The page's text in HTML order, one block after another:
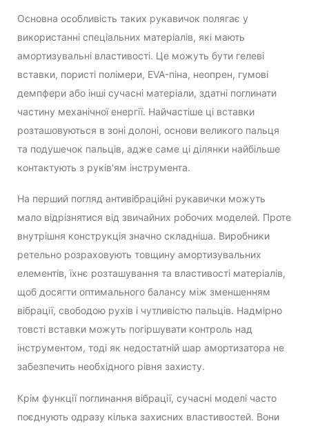
Основна особливість таких рукавичок полягає у
використанні спеціальних матеріалів, які мають
амортизувальні властивості. Це можуть бути гелеві
вставки, пористі полімери, EVA-піна, неопрен, гумові
демпфери або інші сучасні матеріали, здатні поглинати
частину механічної енергії. Найчастіше ці вставки
розташовуються в зоні долоні, основи великого пальця
та подушечок пальців, адже саме ці ділянки найбільше
контактують з руків'ям інструмента.
На перший погляд антивібраційні рукавички можуть
мало відрізнятися від звичайних робочих моделей. Проте
внутрішня конструкція значно складніша. Виробники
ретельно розраховують товщину амортизувальних
елементів, їхнє розташування та властивості матеріалів,
щоб досягти оптимального балансу між зменшенням
вібрації, свободою рухів і чутливістю пальців. Надмірно
товсті вставки можуть погіршувати контроль над
інструментом, тоді як недостатній шар амортизатора не
забезпечить необхідного рівня захисту.
Крім функції поглинання вібрації, сучасні моделі часто
поєднують одразу кілька захисних властивостей. Вони